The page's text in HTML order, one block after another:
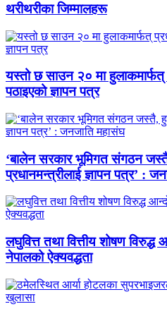
थरीथरीका जिम्मालहरू
यस्तो छ साउन २० मा हुलाकमार्फत्
पठाइएको ज्ञापन पत्र
‘बालेन सरकार भूमिगत संगठन
प्रधानमन्त्रीलाई ज्ञापन पत्र’ :
लघुवित्त तथा वित्तीय शोषण
नेपालको ऐक्यवद्धता